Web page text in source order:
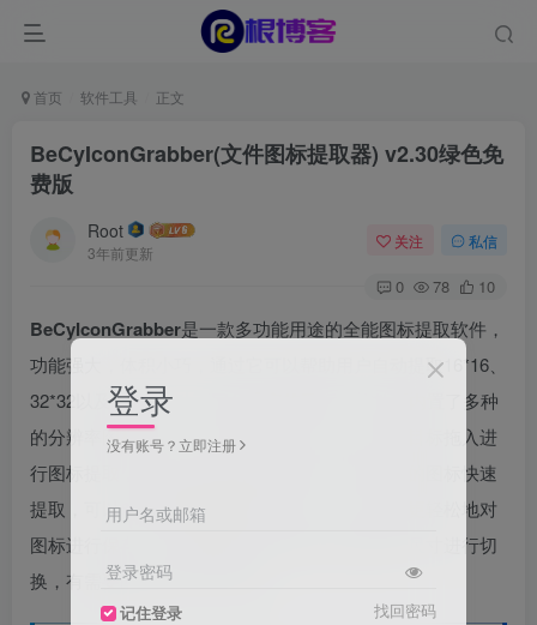
首页 软件工具 正文
BeCyIconGrabber(文件图标提取器) v2.30绿色免
费版
Root
3年前更新
关注 私信
0 78 10
BeCyIconGrabber是一款多功能用途的全能图标提取软件，
功能强大，体积小巧，通过它可以帮助用户自动提取16*16、
32*32以及48*48三种不同分辨率的图标。软件还内置了多种
的分辨率图标选择，支持文件拖拽，用户可以把目标拖入进
行图标提取，最大特点就是支持的任何格式文件的图标快速
提取，可以对您需要的图标进行显示，让你可以更轻松地对
图标进行保存，可以根据自己的需求得到您要的尺寸进行切
换，有需要的朋友快来下载吧。
登录
没有账号？立即注册
用户名或邮箱
登录密码
记住登录 找回密码